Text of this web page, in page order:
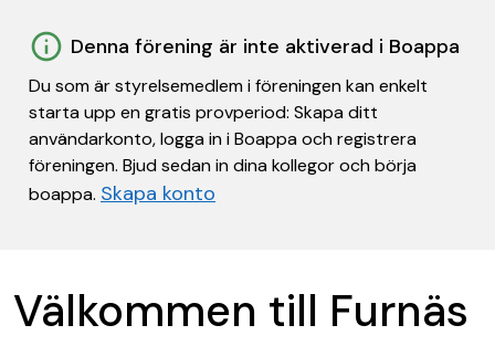
Denna förening är inte aktiverad i Boappa
Du som är styrelsemedlem i föreningen kan enkelt
starta upp en gratis provperiod: Skapa ditt
användarkonto, logga in i Boappa och registrera
föreningen. Bjud sedan in dina kollegor och börja
boappa. Skapa konto
Välkommen till Furnäs